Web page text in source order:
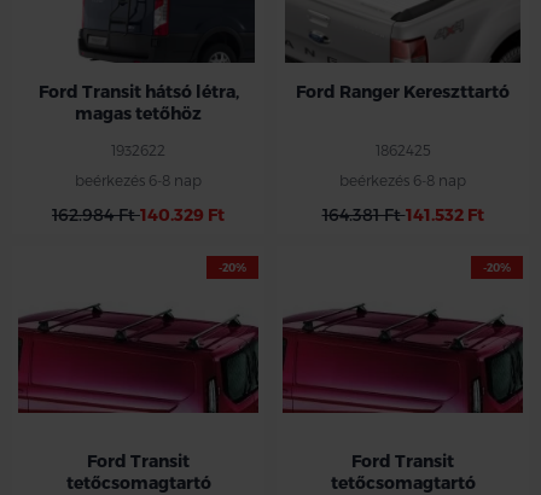
Ford Transit hátsó létra,
magas tetőhöz
1932622
beérkezés 6-8 nap
162.984 Ft140.329 Ft
Ford Ranger Kereszttartó
1862425
beérkezés 6-8 nap
164.381 Ft141.532 Ft
-20%
Ford Transit
tetőcsomagtartó
-20%
Ford Transit
tetőcsomagtartó